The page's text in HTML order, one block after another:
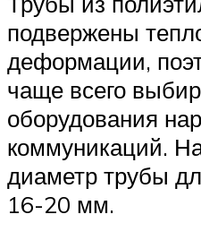
подвержены
деформации,
чаще всего
оборудования
коммуникаций.
диаметр трубы
16-20 мм.